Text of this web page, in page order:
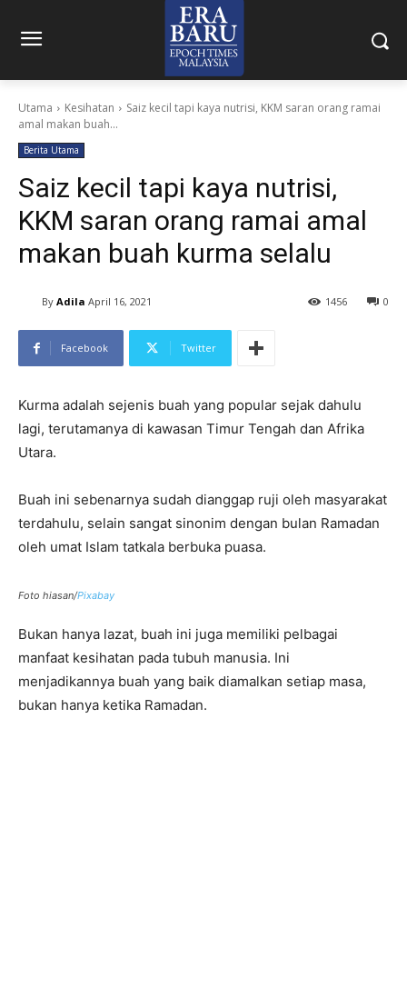
Utama Kesihatan
Saiz kecil tapi kaya nutrisi, KKM saran orang ramai
amal makan buah...
Berita Utama
Saiz kecil tapi kaya nutrisi,
KKM saran orang ramai amal
makan buah kurma selalu
By Adila April 16, 2021 0
1456
Facebook Twitter
Kurma adalah sejenis buah yang popular sejak dahulu
lagi, terutamanya di kawasan Timur Tengah dan Afrika
Utara.
Buah ini sebenarnya sudah dianggap ruji oleh masyarakat
terdahulu, selain sangat sinonim dengan bulan Ramadan
oleh umat Islam tatkala berbuka puasa.
Foto hiasan/Pixabay
Bukan hanya lazat, buah ini juga memiliki pelbagai
manfaat kesihatan pada tubuh manusia. Ini
menjadikannya buah yang baik diamalkan setiap masa,
bukan hanya ketika Ramadan.